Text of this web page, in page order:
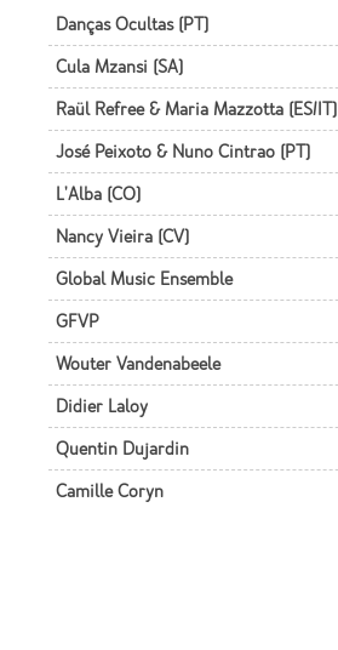
Danças Ocultas (PT)
Cula Mzansi (SA)
Raül Refree & Maria Mazzotta (ES/IT)
José Peixoto & Nuno Cintrao (PT)
L'Alba (CO)
Nancy Vieira (CV)
Global Music Ensemble
GFVP
Wouter Vandenabeele
Didier Laloy
Quentin Dujardin
Camille Coryn